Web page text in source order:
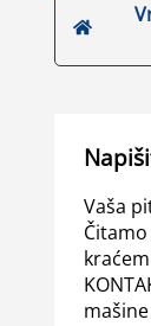
Vaša